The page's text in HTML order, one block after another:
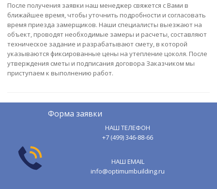
После получения заявки наш менеджер свяжется с Вами в
ближайшее время, чтобы уточнить подробности и согласовать
время приезда замерщиков. Наши специалисты выезжают на
объект, проводят необходимые замеры и расчеты, составляют
техническое задание и разрабатывают смету, в которой
указываются фиксированные цены на утепление цоколя. После
утверждения сметы и подписания договора Заказчиком мы
приступаем к выполнению работ.
Форма заявки
НАШ ТЕЛЕФОН
+7 (499) 346-88-66
НАШ EMAIL
info@optimumbuilding.ru